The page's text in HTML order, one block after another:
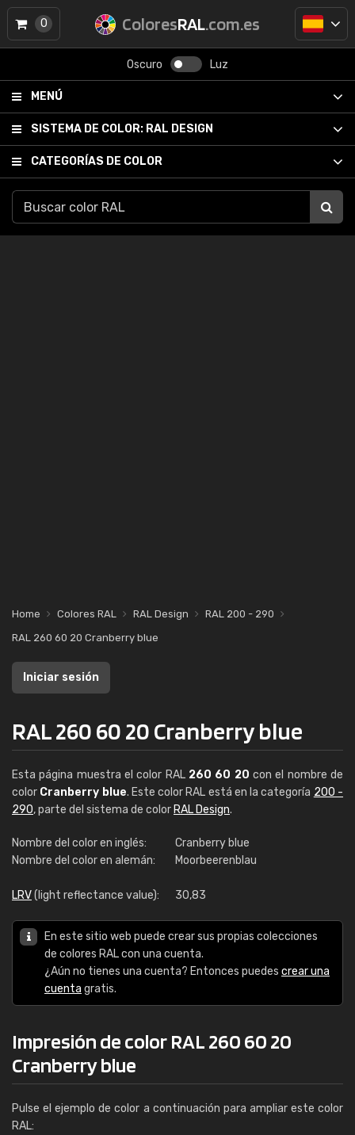
ColoresRAL.com.es
Oscuro Luz
MENÚ
SISTEMA DE COLOR: RAL DESIGN
CATEGORÍAS DE COLOR
0
Home Colores RAL RAL Design
RAL 200 - 290
RAL 260 60 20 Cranberry blue
Iniciar sesión
RAL 260 60 20 Cranberry blue
Esta página muestra el color RAL 260 60 20 con el nombre de
color Cranberry blue. Este color RAL está en la categoría 200 -
290, parte del sistema de color RAL Design.
Nombre del color en inglés:
Cranberry blue
Nombre del color en alemán:
Moorbeerenblau
LRV(light reflectance value): 30,83
En este sitio web puede crear sus propias colecciones
de colores RAL con una cuenta.
¿Aún no tienes una cuenta? Entonces puedes crear una
cuenta gratis.
Impresión de color RAL 260 60 20
Cranberry blue
Pulse el ejemplo de color a continuación para ampliar este color
RAL: